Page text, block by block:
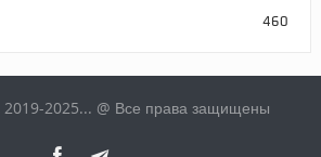
460
2019-2025... @ Все права защищены